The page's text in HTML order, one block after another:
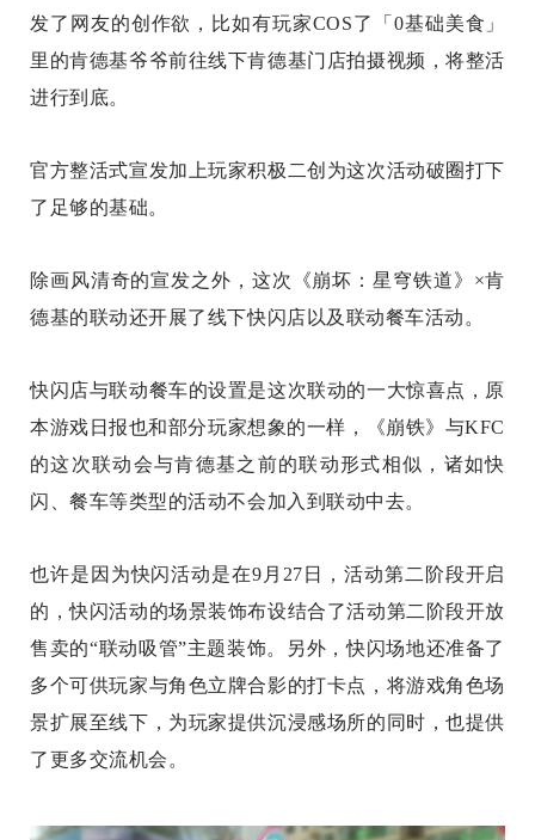
发了网友的创作欲，比如有玩家COS了「0基础美食」
里的肯德基爷爷前往线下肯德基门店拍摄视频，将整活
进行到底。
官方整活式宣发加上玩家积极二创为这次活动破圈打下
了足够的基础。
除画风清奇的宣发之外，这次《崩坏：星穹铁道》×肯
德基的联动还开展了线下快闪店以及联动餐车活动。
快闪店与联动餐车的设置是这次联动的一大惊喜点，原
本游戏日报也和部分玩家想象的一样，《崩铁》与KFC
的这次联动会与肯德基之前的联动形式相似，诸如快
闪、餐车等类型的活动不会加入到联动中去。
也许是因为快闪活动是在9月27日，活动第二阶段开启
的，快闪活动的场景装饰布设结合了活动第二阶段开放
售卖的“联动吸管”主题装饰。另外，快闪场地还准备了
多个可供玩家与角色立牌合影的打卡点，将游戏角色场
景扩展至线下，为玩家提供沉浸感场所的同时，也提供
了更多交流机会。